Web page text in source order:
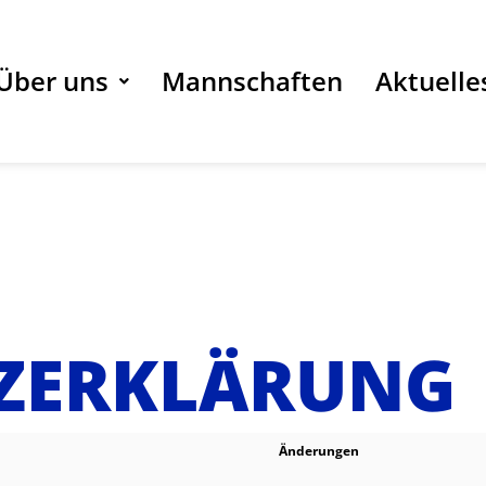
uns Mannschaften
Änderungen